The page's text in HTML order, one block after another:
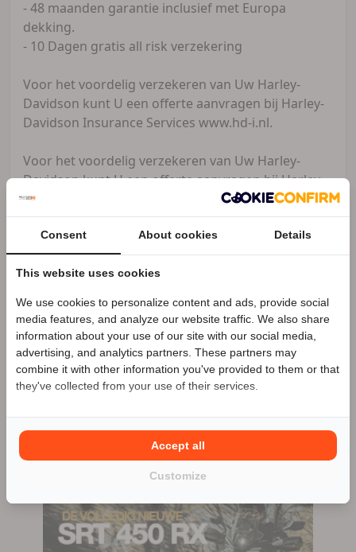
- 48 maanden garantie inclusief met Europa
dekking.
- 10 Dagen gratis all risk verzekering
Voor het voordelig verzekeren van Uw Harley-
Davidson kunt U een offerte aanvragen bij Harley-
Davidson Insurance Services www.hd-i.nl.
Voor het voordelig verzekeren van Uw Harley-
Davidson kunt U een offerte aanvragen bij Harley-
Davidson Insurance Services www.hd-i.nl
Oude Monnink Motors
Meer advertenties
Borne
75 advertenties (75 actief)
Speciale Motor2go prijs
Benieuwd naar de speciale Motor2go prijs? Bel
204074
Consent About cookies Details
This website uses cookies
We use cookies to personalize content and ads, provide social
media features, and analyze our website traffic. We also share
information about your use of our site with our social media,
advertising, and analytics partners. These partners may
combine it with other information you've provided to them or that
they've collected from your use of their services.
Customize
Accept all